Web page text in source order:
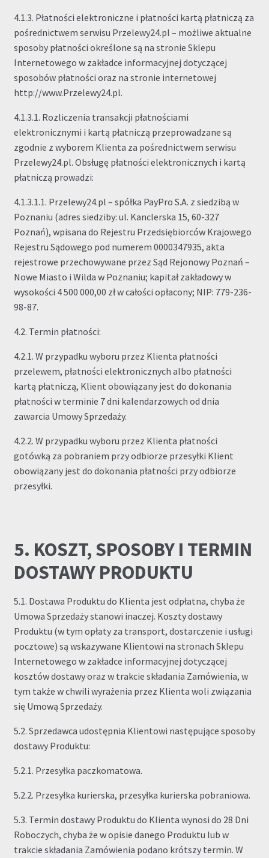
4.1.3. Płatności elektroniczne i płatności kartą płatniczą za
pośrednictwem serwisu Przelewy24.pl – możliwe aktualne
sposoby płatności określone są na stronie Sklepu
Internetowego w zakładce informacyjnej dotyczącej
sposobów płatności oraz na stronie internetowej
http://www.Przelewy24.pl.
4.1.3.1. Rozliczenia transakcji płatnościami
elektronicznymi i kartą płatniczą przeprowadzane są
zgodnie z wyborem Klienta za pośrednictwem serwisu
Przelewy24.pl. Obsługę płatności elektronicznych i kartą
płatniczą prowadzi:
4.1.3.1.1. Przelewy24.pl – spółka PayPro S.A. z siedzibą w
Poznaniu (adres siedziby: ul. Kanclerska 15, 60-327
Poznań), wpisana do Rejestru Przedsiębiorców Krajowego
Rejestru Sądowego pod numerem 0000347935, akta
rejestrowe przechowywane przez Sąd Rejonowy Poznań –
Nowe Miasto i Wilda w Poznaniu; kapitał zakładowy w
wysokości 4 500 000,00 zł w całości opłacony; NIP: 779-236-
98-87.
4.2. Termin płatności:
4.2.1. W przypadku wyboru przez Klienta płatności
przelewem, płatności elektronicznych albo płatności
kartą płatniczą, Klient obowiązany jest do dokonania
płatności w terminie 7 dni kalendarzowych od dnia
zawarcia Umowy Sprzedaży.
4.2.2. W przypadku wyboru przez Klienta płatności
gotówką za pobraniem przy odbiorze przesyłki Klient
obowiązany jest do dokonania płatności przy odbiorze
przesyłki.
5. KOSZT, SPOSOBY I TERMIN
DOSTAWY PRODUKTU
5.1. Dostawa Produktu do Klienta jest odpłatna, chyba że
Umowa Sprzedaży stanowi inaczej. Koszty dostawy
Produktu (w tym opłaty za transport, dostarczenie i usługi
pocztowe) są wskazywane Klientowi na stronach Sklepu
Internetowego w zakładce informacyjnej dotyczącej
kosztów dostawy oraz w trakcie składania Zamówienia, w
tym także w chwili wyrażenia przez Klienta woli związania
się Umową Sprzedaży.
5.2. Sprzedawca udostępnia Klientowi następujące sposoby
dostawy Produktu:
5.2.1. Przesyłka paczkomatowa.
5.2.2. Przesyłka kurierska, przesyłka kurierska pobraniowa.
5.3. Termin dostawy Produktu do Klienta wynosi do 28 Dni
Roboczych, chyba że w opisie danego Produktu lub w
trakcie składania Zamówienia podano krótszy termin. W